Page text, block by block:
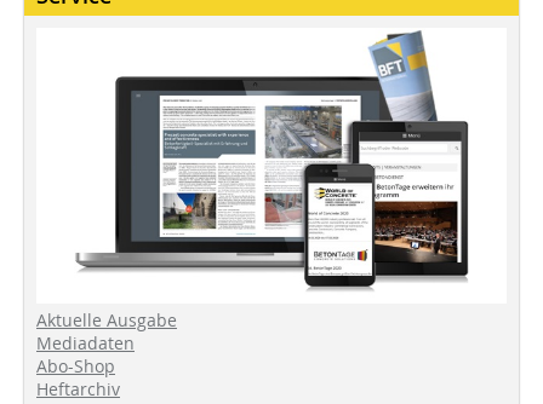
Aktuelle Ausgabe
Mediadaten
Abo-Shop
Heftarchiv